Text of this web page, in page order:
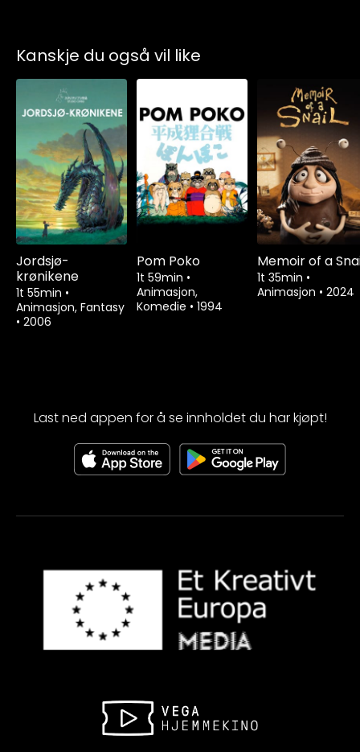
Kanskje du også vil like
Jordsjø-
krønikene
1t 55min •
Animasjon, Fantasy
• 2006
Pom Poko
1t 59min •
Animasjon,
Komedie • 1994
Memoir of a
1t 35min •
Animasjon • 2024
Last ned appen for å se innholdet du har kjøpt!